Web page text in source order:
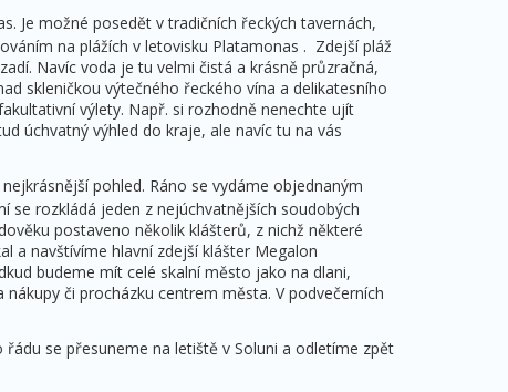
Je možné posedět v tradičních řeckých tavernách,
na plážích v letovisku Platamonas . Zdejší pláž
Navíc voda je tu velmi čistá a krásně průzračná,
skleničkou výtečného řeckého vína a delikatesního
výlety. Např. si rozhodně nenechte ujít
úchvatný výhled do kraje, ale navíc tu na vás
pohled. Ráno se vydáme objednaným
rozkládá jeden z nejúchvatnějších soudobých
postaveno několik klášterů, z nichž některé
a navštívíme hlavní zdejší klášter Megalon
budeme mít celé skalní město jako na dlani,
či procházku centrem města. V podvečerních
se přesuneme na letiště v Soluni a odletíme zpět